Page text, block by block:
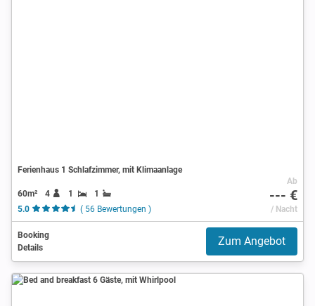
Ferienhaus 1 Schlafzimmer, mit Klimaanlage
60m² 4 1
1
5.0
( 56 Bewertungen )
Ab
--- €
/ Nacht
Booking
Details
Zum Angebot